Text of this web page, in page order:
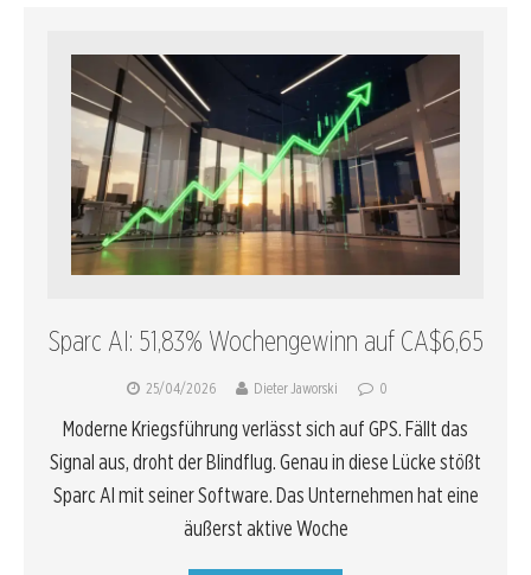
Sparc AI: 51,83% Wochengewinn auf CA$6,65
25/04/2026 Dieter Jaworski 0
Moderne Kriegsführung verlässt sich auf GPS. Fällt das
Signal aus, droht der Blindflug. Genau in diese Lücke stößt
Sparc AI mit seiner Software. Das Unternehmen hat eine
äußerst aktive Woche